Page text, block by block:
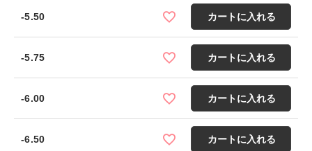
-5.50 カートに入れる
-5.75 カートに入れる
-6.00 カートに入れる
-6.50 カートに入れる